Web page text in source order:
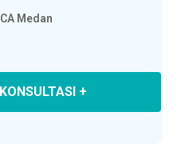
Medan
+